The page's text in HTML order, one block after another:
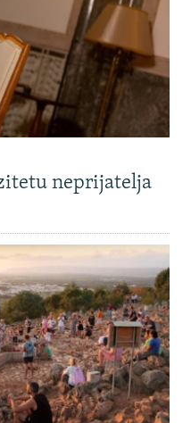
neprijatelja